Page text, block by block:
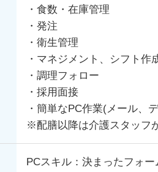
・食数・在庫管理
・発注
・衛生管理
・マネジメント、シフト作
・調理フォロー
・採用面接
・簡単なPC作業(メール、
※配膳以降は介護スタッフ
PCスキル：決まったフォ